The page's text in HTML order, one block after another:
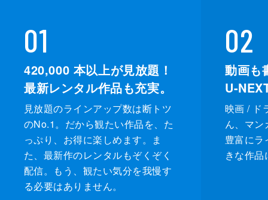
01
420,000 本以上が見放題！
最新レンタル作品も充実。
見放題のラインアップ数は断トツ
のNo.1。だから観たい作品を、た
っぷり、お得に楽しめます。ま
た、最新作のレンタルもぞくぞく
配信。もう、観たい気分を我慢す
る必要はありません。
02
動画も
U-
映画 / ド
ん、マン
豊富にラ
きな作